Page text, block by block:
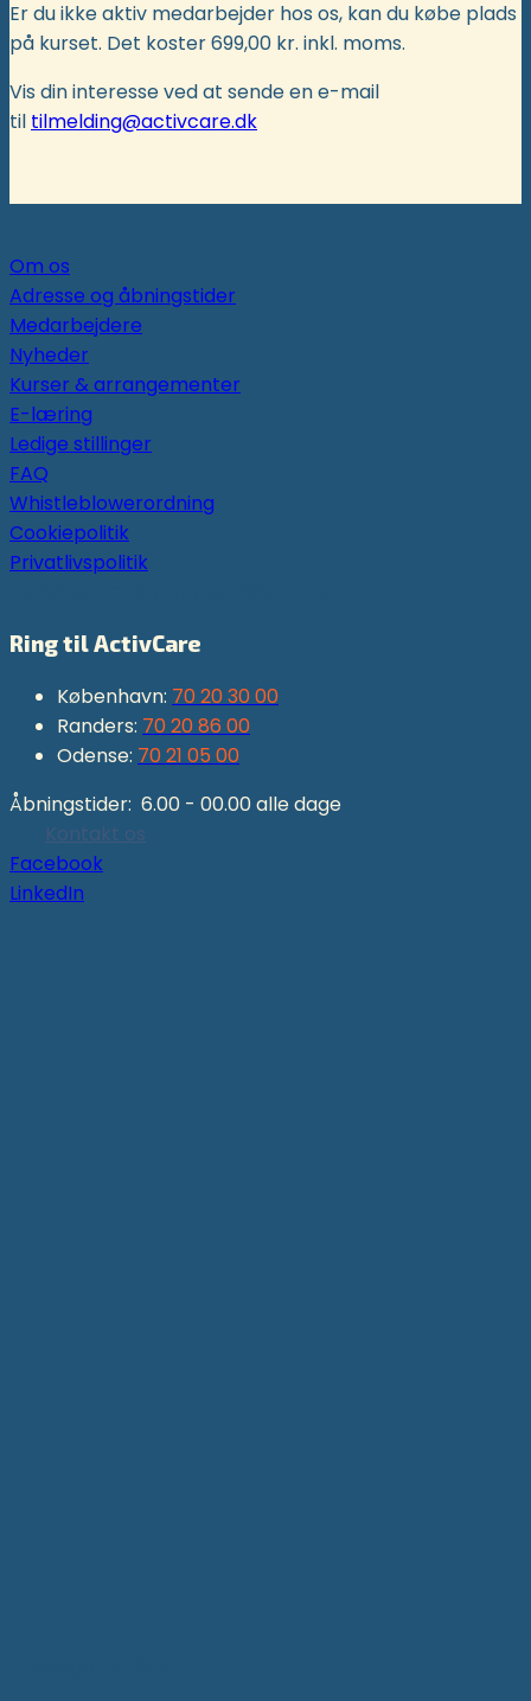
Er du ikke aktiv medarbejder hos os, kan du købe plads
på kurset. Det koster 699,00 kr. inkl. moms.
Vis din interesse ved at sende en e-mail
til tilmelding@activcare.dk
Om os
Adresse og åbningstider
Medarbejdere
Nyheder
Kurser & arrangementer
E-læring
Ledige stillinger
FAQ
Whistleblowerordning
Cookiepolitik
Privatlivspolitik
Ring til ActivCare
København: 70 20 30 00
Randers: 70 20 86 00
Odense: 70 21 05 00
Åbningstider: 6.00 - 00.00 alle dage
Kontakt os
Facebook
LinkedIn